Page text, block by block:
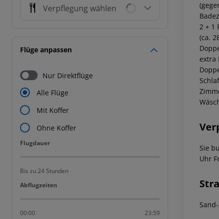
Verpflegung wählen
Flüge anpassen
Nur Direktflüge
Alle Flüge
Mit Koffer
Ohne Koffer
Flugdauer
Flugdauer
Bis zu 24 Stunden
Abflugzeiten
Abflugzeiten
00:00 23:59
2 + 1
(ca.
extra
Sie
Uhr